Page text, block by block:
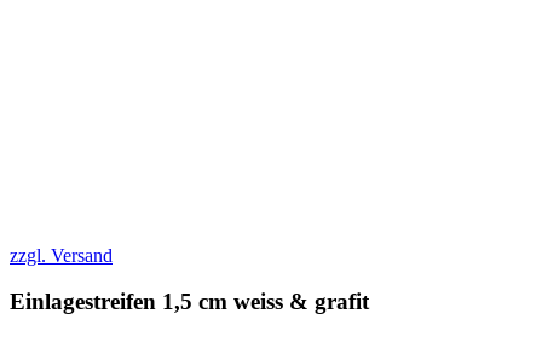
zzgl. Versand
Einlagestreifen 1,5 cm weiss & grafit